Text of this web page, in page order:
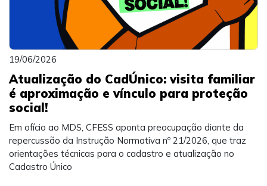
19/06/2026
Atualização do CadÚnico: visita familiar
é aproximação e vínculo para proteção
social!
Em ofício ao MDS, CFESS aponta preocupação diante da
repercussão da Instrução Normativa nº 21/2026, que traz
orientações técnicas para o cadastro e atualização no
Cadastro Único